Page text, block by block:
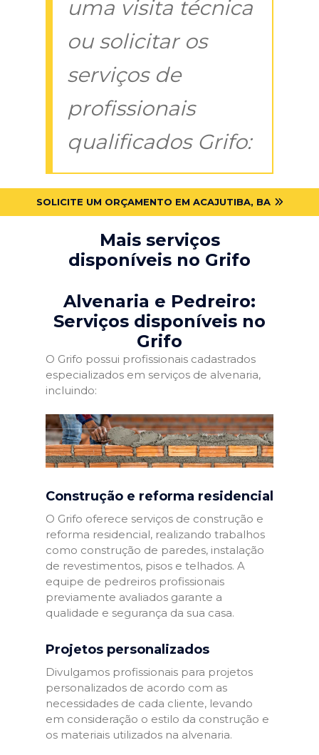
uma visita técnica
ou solicitar os
serviços de
profissionais
qualificados Grifo:
SOLICITE UM ORÇAMENTO EM ACAJUTIBA, BA
Mais serviços
disponíveis no Grifo
Alvenaria e Pedreiro:
Serviços disponíveis no
Grifo
O Grifo possui profissionais cadastrados
especializados em serviços de alvenaria,
incluindo:
Construção e reforma residencial
O Grifo oferece serviços de construção e
reforma residencial, realizando trabalhos
como construção de paredes, instalação
de revestimentos, pisos e telhados. A
equipe de pedreiros profissionais
previamente avaliados garante a
qualidade e segurança da sua casa.
Projetos personalizados
Divulgamos profissionais para projetos
personalizados de acordo com as
necessidades de cada cliente, levando
em consideração o estilo da construção e
os materiais utilizados na alvenaria.